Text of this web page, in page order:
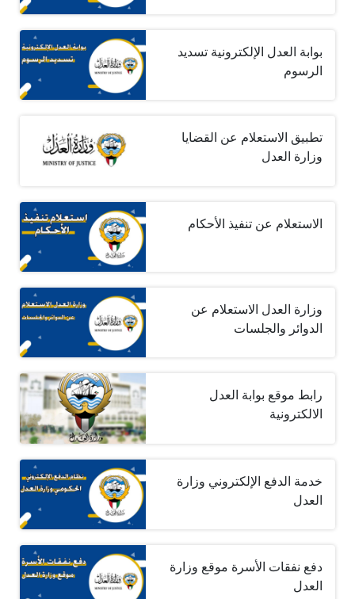
بوابة العدل الإلكترونية تسديد
الرسوم
تطبيق الاستعلام عن القضايا
وزارة العدل
الاستعلام عن تنفيذ الأحكام
وزارة العدل الاستعلام عن
الدوائر والجلسات
رابط موقع بوابة العدل
الالكترونية
خدمة الدفع الإلكتروني وزارة
العدل
دفع نفقات الأسرة موقع وزارة
العدل